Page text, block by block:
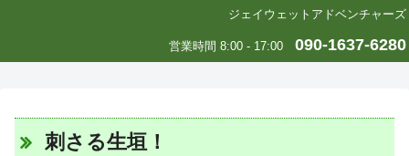
ジェイウェットアドベンチャーズ
営業時間 8:00 - 17:00 090-1637-6280
刺さる生垣！